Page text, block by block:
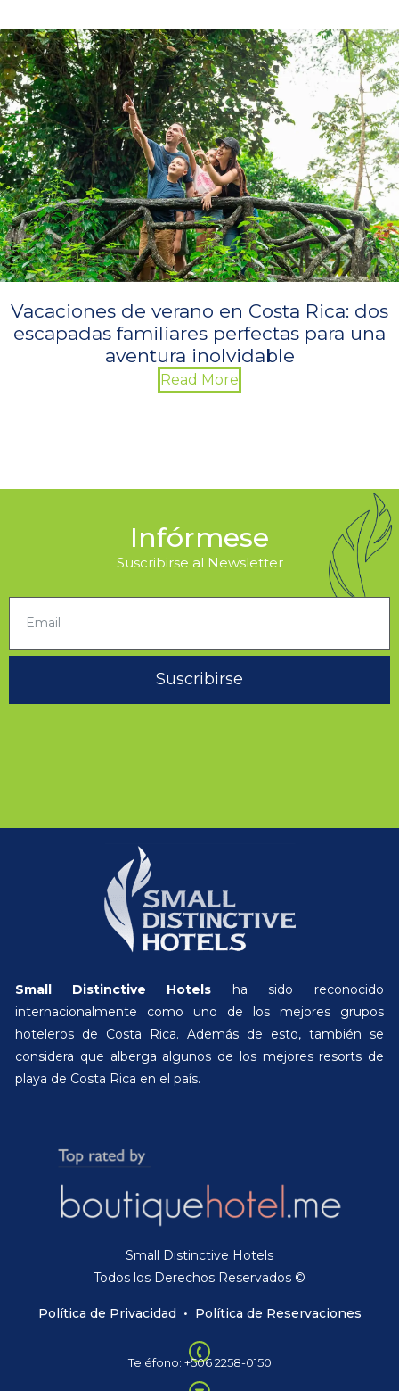
Vacaciones de verano en Costa Rica: dos
escapadas familiares perfectas para una
aventura inolvidable
Read More
Infórmese
Suscribirse al Newsletter
Suscribirse
Small Distinctive Hotels ha sido reconocido
internacionalmente como uno de los mejores grupos
hoteleros de Costa Rica. Además de esto, también se
considera que alberga algunos de los mejores resorts de
playa de Costa Rica en el país.
Small Distinctive Hotels
Todos los Derechos Reservados ©
Política de Privacidad • Política de Reservaciones
Teléfono: +506 2258-0150